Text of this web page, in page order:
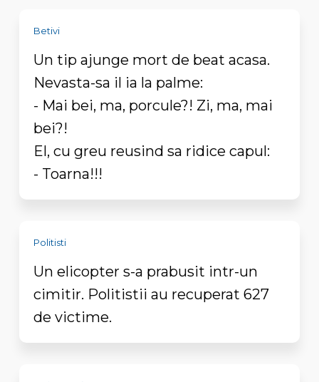
Betivi
Un tip ajunge mort de beat acasa.
Nevasta-sa il ia la palme:
- Mai bei, ma, porcule?! Zi, ma, mai
bei?!
El, cu greu reusind sa ridice capul:
- Toarna!!!
Politisti
Un elicopter s-a prabusit intr-un
cimitir. Politistii au recuperat 627
de victime.